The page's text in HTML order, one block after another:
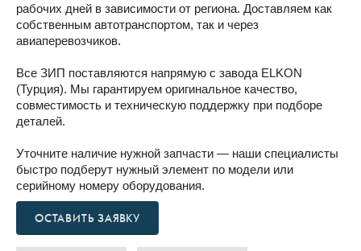
рабочих дней в зависимости от региона. Доставляем как
собственным автотранспортом, так и через
авиаперевозчиков.
Все ЗИП поставляются напрямую с завода ELKON
(Турция). Мы гарантируем оригинальное качество,
совместимость и техническую поддержку при подборе
деталей.
Уточните наличие нужной запчасти — наши специалисты
быстро подберут нужный элемент по модели или
серийному номеру оборудования.
ОСТАВИТЬ ЗАЯВКУ